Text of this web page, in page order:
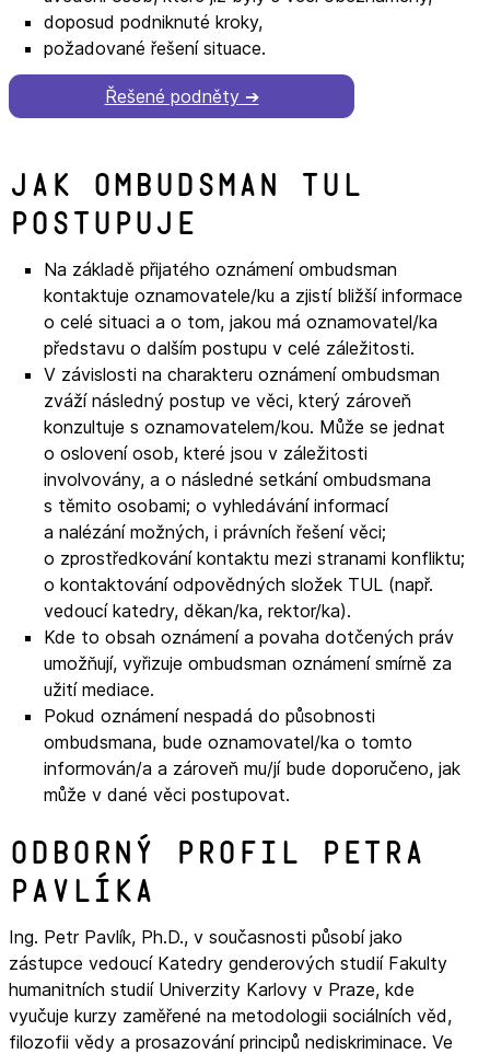
doposud podniknuté kroky,
požadované řešení situace.
Řešené podněty
Jak ombudsman TUL
postupuje
Na základě přijatého oznámení ombudsman
kontaktuje oznamovatele/ku a zjistí bližší informace
o celé situaci a o tom, jakou má oznamovatel/ka
představu o dalším postupu v celé záležitosti.
V závislosti na charakteru oznámení ombudsman
zváží následný postup ve věci, který zároveň
konzultuje s oznamovatelem/kou. Může se jednat
o oslovení osob, které jsou v záležitosti
involvovány, a o následné setkání ombudsmana
s těmito osobami; o vyhledávání informací
a nalézání možných, i právních řešení věci;
o zprostředkování kontaktu mezi stranami konfliktu;
o kontaktování odpovědných složek TUL (např.
vedoucí katedry, děkan/ka, rektor/ka).
Kde to obsah oznámení a povaha dotčených práv
umožňují, vyřizuje ombudsman oznámení smírně za
užití mediace.
Pokud oznámení nespadá do působnosti
ombudsmana, bude oznamovatel/ka o tomto
informován/a a zároveň mu/jí bude doporučeno, jak
může v dané věci postupovat.
Odborný profil Petra
Pavlíka
Ing. Petr Pavlík, Ph.D., v současnosti působí jako
zástupce vedoucí Katedry genderových studií Fakulty
humanitních studií Univerzity Karlovy v Praze, kde
vyučuje kurzy zaměřené na metodologii sociálních věd,
filozofii vědy a prosazování principů nediskriminace. Ve